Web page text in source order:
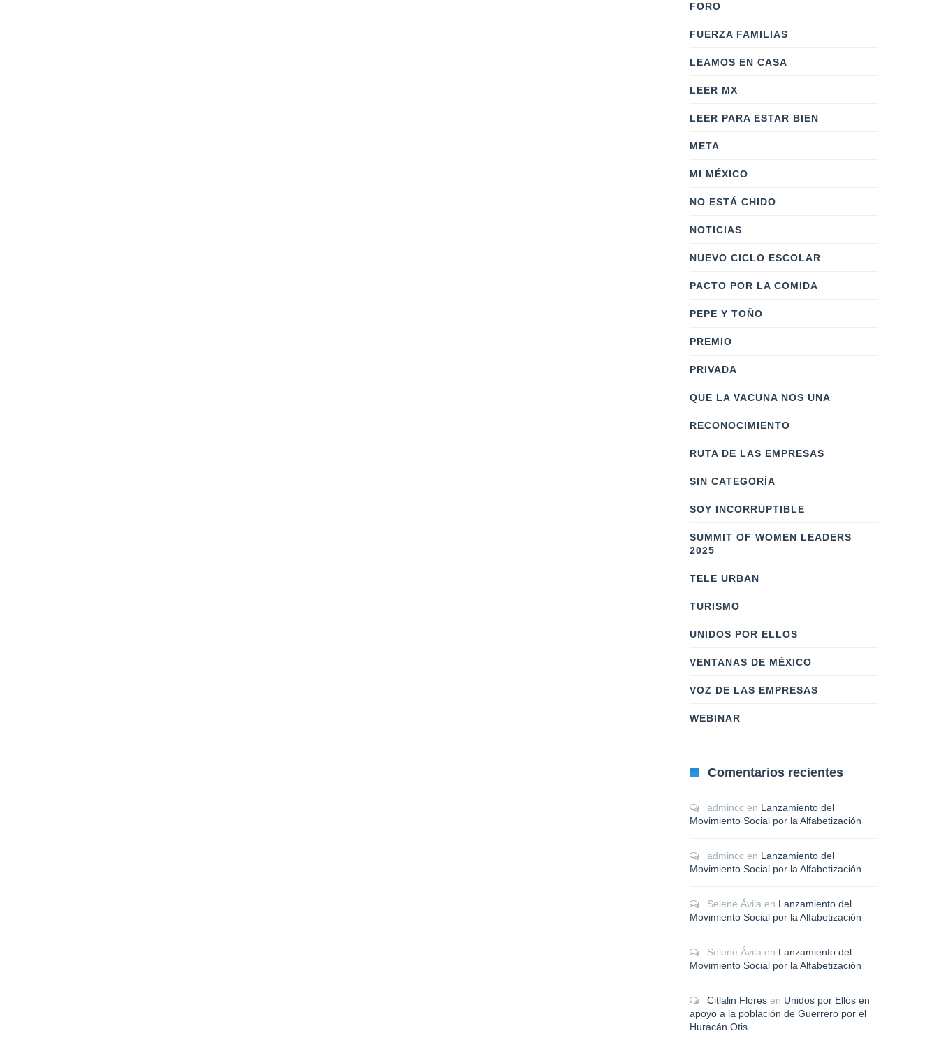
FORO
FUERZA FAMILIAS
LEAMOS EN CASA
LEER MX
LEER PARA ESTAR BIEN
META
MI MÉXICO
NO ESTÁ CHIDO
NOTICIAS
NUEVO CICLO ESCOLAR
PACTO POR LA COMIDA
PEPE Y TOÑO
PREMIO
PRIVADA
QUE LA VACUNA NOS UNA
RECONOCIMIENTO
RUTA DE LAS EMPRESAS
SIN CATEGORÍA
SOY INCORRUPTIBLE
SUMMIT OF WOMEN LEADERS
2025
TELE URBAN
TURISMO
UNIDOS POR ELLOS
VENTANAS DE MÉXICO
VOZ DE LAS EMPRESAS
WEBINAR
Comentarios recientes
admincc en Lanzamiento del
Movimiento Social por la Alfabetización
admincc en Lanzamiento del
Movimiento Social por la Alfabetización
Selene Ávila en Lanzamiento del
Movimiento Social por la Alfabetización
Selene Ávila en Lanzamiento del
Movimiento Social por la Alfabetización
Citlalin Flores en Unidos por Ellos en
apoyo a la población de Guerrero por el
Huracán Otis